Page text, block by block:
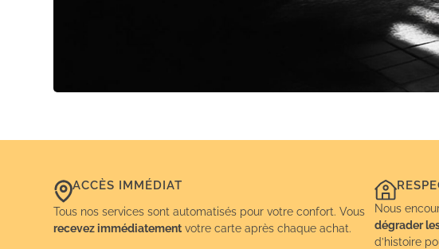
ACCÈS IMMÉDIAT
Tous nos services sont automatisés pour votre confort. Vous
recevez immédiatement votre carte après chaque achat.
Nous
dégrader
d’histoire